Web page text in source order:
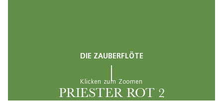
DIE ZAUBERFLÖTE
PRIESTER ROT 2
Klicken zum Zoomen